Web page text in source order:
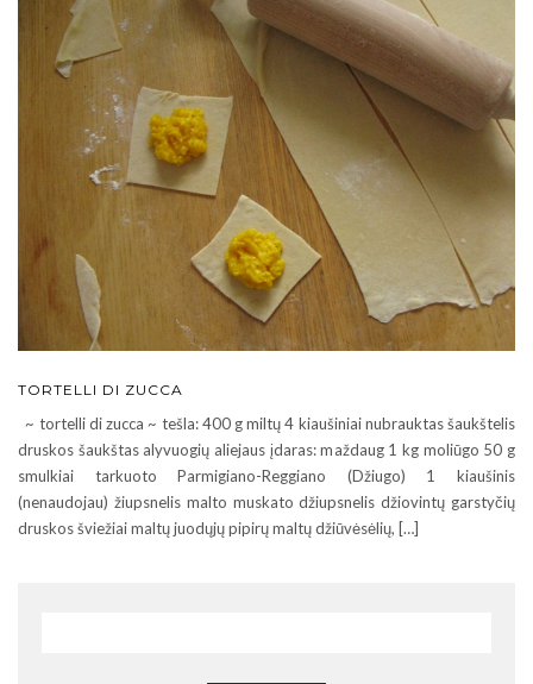
TORTELLI DI ZUCCA
~ tortelli di zucca ~ tešla: 400 g miltų 4 kiaušiniai nubrauktas šaukštelis
druskos šaukštas alyvuogių aliejaus įdaras: maždaug 1 kg moliūgo 50 g
smulkiai tarkuoto Parmigiano-Reggiano (Džiugo) 1 kiaušinis
(nenaudojau) žiupsnelis malto muskato džiupsnelis džiovintų garstyčių
druskos šviežiai maltų juodųjų pipirų maltų džiūvėsėlių, […]